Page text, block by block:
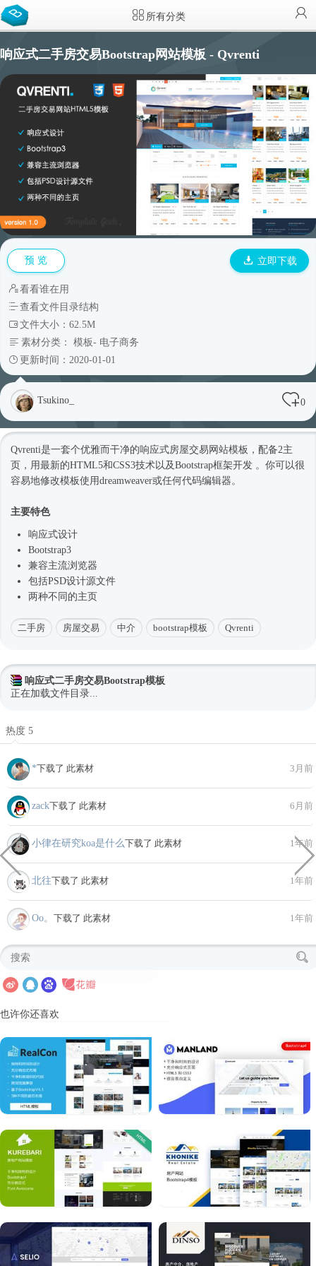
所有分类
响应式二手房交易Bootstrap网站模板 - Qvrenti
预 览 立即下载
看看谁在用
查看文件目录结构
文件大小：62.5M
素材分类： 模板- 电子商务
更新时间：2020-01-01
Tsukino_ 0
Qvrenti是一套个优雅而干净的响应式房屋交易 网站模板 ，配备2主
页，用最新的HTML5和CSS3技术以及Bootstrap框架开发 。你可以很
容易地修改模板使用dreamweaver或任何代码编辑器。
主要特色
响应式设计
Bootstrap3
兼容主流浏览器
包括PSD设计源文件
两种不同的主页
二手房 房屋交易 中介 bootstrap模板 Qvrenti
响应式二手房交易Bootstrap模板
正在加载文件目录...
热度 5
*下载了 此素材 3月前
zack下载了 此素材 6月前
小律在研究koa是什么下载了 此素材 1年前
北往下载了 此素材 1年前
Oo。 下载了 此素材 1年前
也许你还喜欢